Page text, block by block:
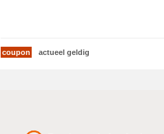
coupon actueel geldig